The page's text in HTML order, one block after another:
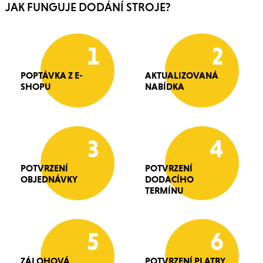
JAK FUNGUJE DODÁNÍ STROJE?
1
POPTÁVKA Z E-
SHOPU
2
AKTUALIZOVANÁ
NABÍDKA
3
POTVRZENÍ
OBJEDNÁVKY
4
POTVRZENÍ
DODACÍHO
TERMÍNU
5
ZÁLOHOVÁ
6
POTVRZENÍ PLATBY